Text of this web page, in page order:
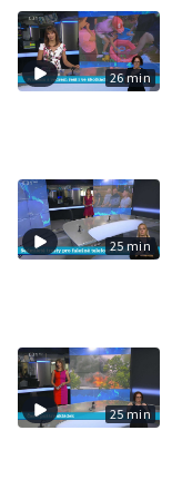
26 min
25 min
25 min